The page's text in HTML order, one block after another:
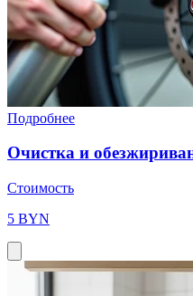
Подробнее
Очистка и
Стоимость
5 BYN